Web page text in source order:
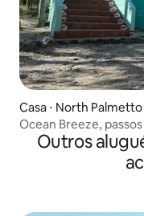
Casa ⋅ North
Ocean Breeze,
Outros